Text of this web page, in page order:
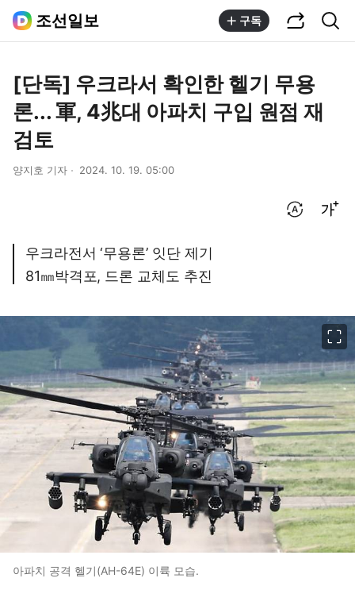
조선일보 구독
[단독] 우크라서 확인한 헬기 무용
론... 軍, 4兆대 아파치 구입 원점 재
검토
양지호 기자 2024. 10. 19. 05:00
우크라전서 ‘무용론’ 잇단 제기
81㎜박격포, 드론 교체도 추진
아파치 공격 헬기(AH-64E) 이륙 모습.